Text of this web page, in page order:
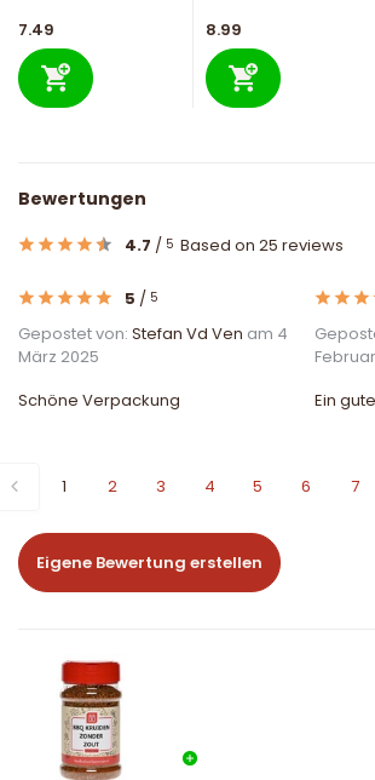
7.49 8.99
Bewertungen
4.7 / 5 Based on 25 reviews
5 / 5
Gepostet von: Stefan Vd Ven am 4
März 2025
Schöne Verpackung
Ein
1 2 3 4 5 6 7
Eigene Bewertung erstellen